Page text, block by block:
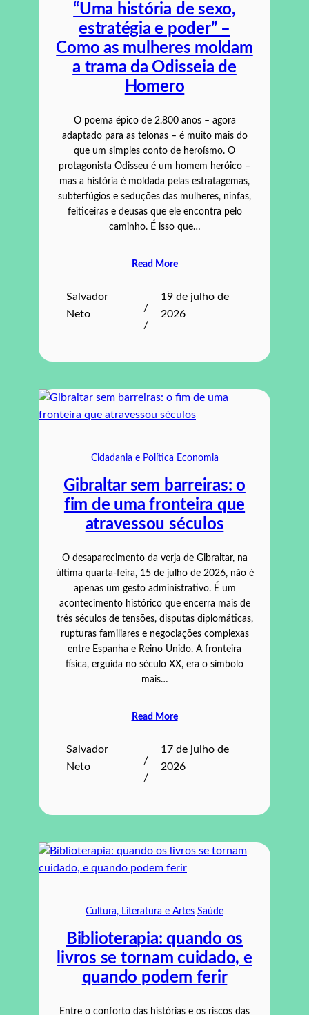
“Uma história de sexo,
estratégia e poder” –
Como as mulheres moldam
a trama da Odisseia de
Homero
O poema épico de 2.800 anos – agora
adaptado para as telonas – é muito mais do
que um simples conto de heroísmo. O
protagonista Odisseu é um homem heróico –
mas a história é moldada pelas estratagemas,
subterfúgios e seduções das mulheres, ninfas,
feiticeiras e deusas que ele encontra pelo
caminho. É isso que…
Read More
Salvador
Neto
/
/
19 de julho de
2026
Cidadania e Política Economia
Gibraltar sem barreiras: o
fim de uma fronteira que
atravessou séculos
O desaparecimento da verja de Gibraltar, na
última quarta-feira, 15 de julho de 2026, não é
apenas um gesto administrativo. É um
acontecimento histórico que encerra mais de
três séculos de tensões, disputas diplomáticas,
rupturas familiares e negociações complexas
entre Espanha e Reino Unido. A fronteira
física, erguida no século XX, era o símbolo
mais…
Read More
Salvador
Neto
/
/
17 de julho de
2026
Cultura, Literatura e Artes Saúde
Biblioterapia: quando os
livros se tornam cuidado, e
quando podem ferir
Entre o conforto das histórias e os riscos das